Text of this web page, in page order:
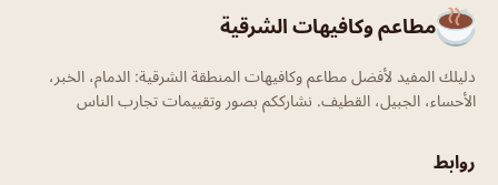
مطاعم وكافيهات الشرقية
دليلك المفيد لأفضل مطاعم وكافيهات المنطقة الشرقية: الدمام، الخبر،
الأحساء، الجبيل، القطيف. نشارككم بصور وتقييمات تجارب الناس
روابط